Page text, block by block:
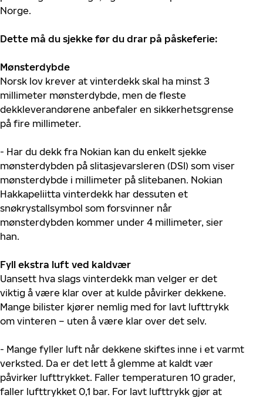
Norge.
Dette må du sjekke før du drar på påskeferie:
Mønsterdybde
Norsk lov krever at vinterdekk skal ha minst 3
millimeter mønsterdybde, men de fleste
dekkleverandørene anbefaler en sikkerhetsgrense
på fire millimeter.
- Har du dekk fra Nokian kan du enkelt sjekke
mønsterdybden på slitasjevarsleren (DSI) som viser
mønsterdybde i millimeter på slitebanen. Nokian
Hakkapeliitta vinterdekk har dessuten et
snøkrystallsymbol som forsvinner når
mønsterdybden kommer under 4 millimeter, sier
han.
Fyll ekstra luft ved kaldvær
Uansett hva slags vinterdekk man velger er det
viktig å være klar over at kulde påvirker dekkene.
Mange bilister kjører nemlig med for lavt lufttrykk
om vinteren – uten å være klar over det selv.
- Mange fyller luft når dekkene skiftes inne i et varmt
verksted. Da er det lett å glemme at kaldt vær
påvirker lufttrykket. Faller temperaturen 10 grader,
faller lufttrykket 0,1 bar. For lavt lufttrykk gjør at